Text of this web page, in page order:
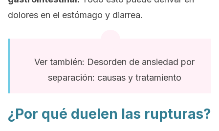
dolores en el estómago y diarrea.
Ver también: Desorden de ansiedad por
separación: causas y tratamiento
¿Por qué duelen las rupturas?